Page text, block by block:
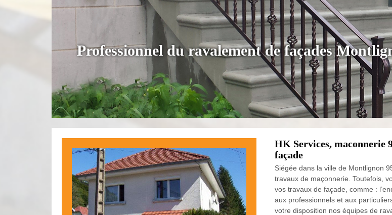
Professionnel du ravalement de façades
HK Services, maconnerie
façade
Siégée dans la ville de Montlignon
travaux de maçonnerie. Toutefois,
vos travaux de façade, comme :
aux professionnels et aux
votre disposition nos équipes de